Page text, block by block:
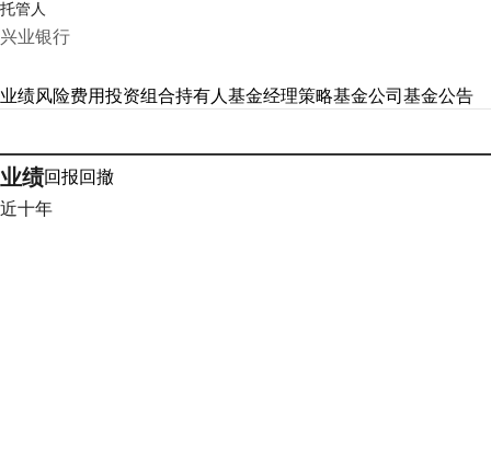
托管人
兴业银行
业绩风险费用投资组合持有人基金经理策略基金公司基金公告
业绩回报回撤
近十年